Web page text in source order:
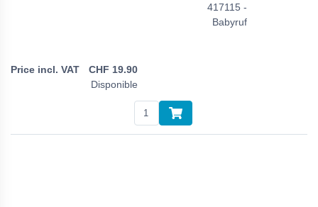
417115 -
Babyruf
CHF 19.90
Disponible